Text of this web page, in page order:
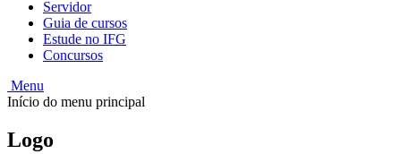
Servidor
Guia de cursos
Estude no IFG
Concursos
Menu
Início do menu principal
Logo